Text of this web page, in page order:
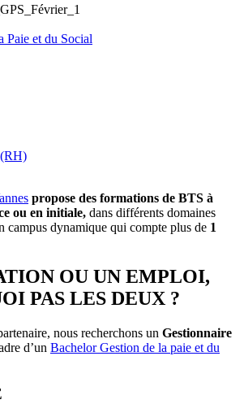
Paie et du Social
(RH)
propose des formations de BTS à
ou en initiale, dans différents domaines
campus dynamique qui compte plus de 1
OU UN EMPLOI,
PAS LES DEUX ?
nous recherchons un Gestionnaire
d’un Bachelor Gestion de la paie et du